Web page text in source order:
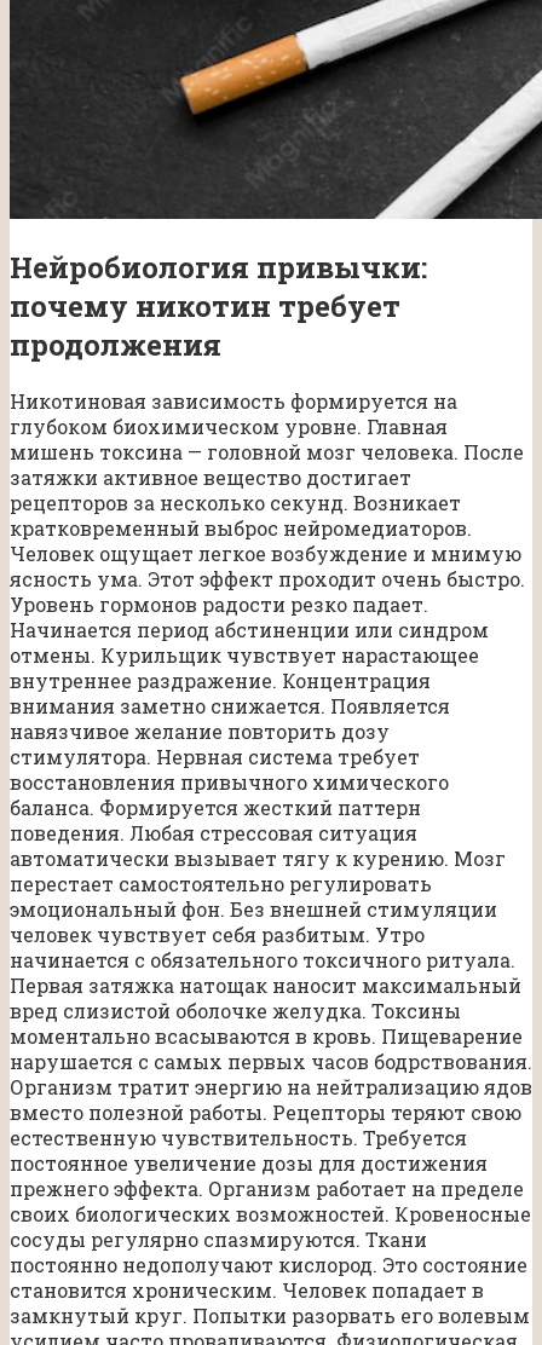
Нейробиология привычки:
почему никотин требует
продолжения
Никотиновая зависимость формируется на
глубоком биохимическом уровне. Главная
мишень токсина — головной мозг человека. После
затяжки активное вещество достигает
рецепторов за несколько секунд. Возникает
кратковременный выброс нейромедиаторов.
Человек ощущает легкое возбуждение и мнимую
ясность ума. Этот эффект проходит очень быстро.
Уровень гормонов радости резко падает.
Начинается период абстиненции или синдром
отмены. Курильщик чувствует нарастающее
внутреннее раздражение. Концентрация
внимания заметно снижается. Появляется
навязчивое желание повторить дозу
стимулятора. Нервная система требует
восстановления привычного химического
баланса. Формируется жесткий паттерн
поведения. Любая стрессовая ситуация
автоматически вызывает тягу к курению. Мозг
перестает самостоятельно регулировать
эмоциональный фон. Без внешней стимуляции
человек чувствует себя разбитым. Утро
начинается с обязательного токсичного ритуала.
Первая затяжка натощак наносит максимальный
вред слизистой оболочке желудка. Токсины
моментально всасываются в кровь. Пищеварение
нарушается с самых первых часов бодрствования.
Организм тратит энергию на нейтрализацию ядов
вместо полезной работы. Рецепторы теряют свою
естественную чувствительность. Требуется
постоянное увеличение дозы для достижения
прежнего эффекта. Организм работает на пределе
своих биологических возможностей. Кровеносные
сосуды регулярно спазмируются. Ткани
постоянно недополучают кислород. Это состояние
становится хроническим. Человек попадает в
замкнутый круг. Попытки разорвать его волевым